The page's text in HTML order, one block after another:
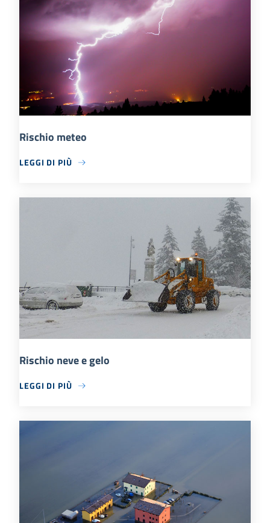
Rischio meteo
LEGGI DI PIÙ
Rischio neve e gelo
LEGGI DI PIÙ